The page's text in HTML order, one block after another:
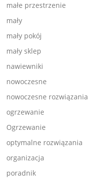
małe przestrzenie
mały
mały pokój
mały sklep
nawiewniki
nowoczesne
nowoczesne rozwiązania
ogrzewanie
Ogrzewanie
optymalne rozwiązania
organizacja
poradnik